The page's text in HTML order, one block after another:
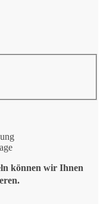
können wir Ihnen